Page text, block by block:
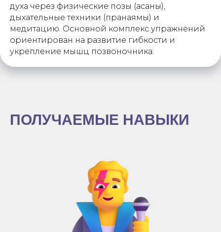
духа через физические позы (асаны),
дыхательные техники (пранаямы) и
медитацию. Основной комплекс упражнений
ориентирован на развитие гибкости и
укрепление мышц позвоночника.
ПОЛУЧАЕМЫЕ НАВЫКИ